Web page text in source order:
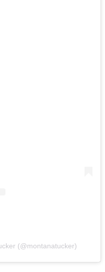
(@montanatucker)